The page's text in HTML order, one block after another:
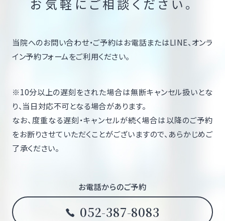
お気軽にご相談ください。
当院へのお問い合わせ・ご予約はお電話またはLINE、オンラ
イン予約フォームをご利用ください。
※10分以上の遅刻をされた場合は無断キャンセル扱いとな
り、当日対応不可となる場合があります。
なお、度重なる遅刻・キャンセルが続く場合は以降のご予約
をお断りさせていただくことがございますので、あらかじめご
了承ください。
お電話からのご予約
052-387-8083